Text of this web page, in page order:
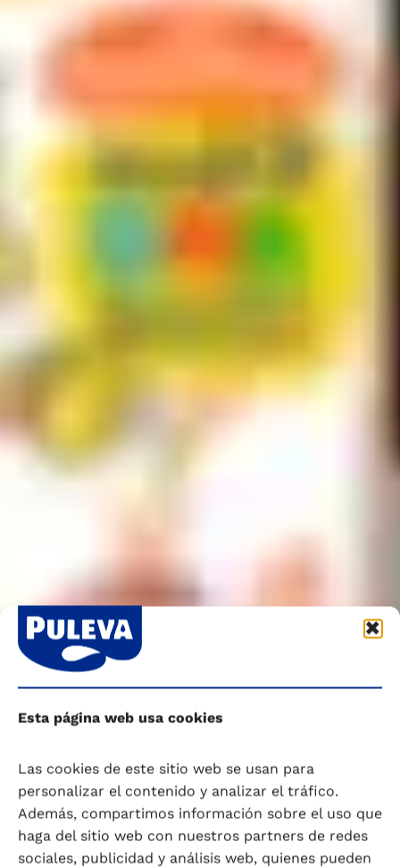
Esta página web usa cookies
Las cookies de este sitio web se usan para
personalizar el contenido y analizar el tráfico.
Además, compartimos información sobre el uso que
haga del sitio web con nuestros partners de redes
sociales, publicidad y análisis web, quienes pueden